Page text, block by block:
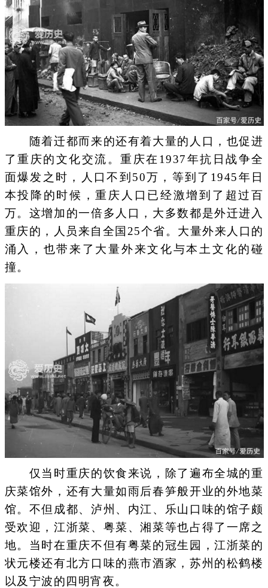
随着迁都而来的还有着大量的人口，也促进
了重庆的文化交流。重庆在1937年抗日战争全
面爆发之时，人口不到50万，等到了1945年日
本投降的时候，重庆人口已经激增到了超过百
万。这增加的一倍多人口，大多数都是外迁进入
重庆的，人员来自全国25个省。大量外来人口的
涌入，也带来了大量外来文化与本土文化的碰
撞。
仅当时重庆的饮食来说，除了遍布全城的重
庆菜馆外，还有大量如雨后春笋般开业的外地菜
馆。不但成都、泸州、内江、乐山口味的馆子颇
受欢迎，江浙菜、粤菜、湘菜等也占得了一席之
地。当时在重庆不但有粤菜的冠生园，江浙菜的
状元楼还有北方口味的燕市酒家，苏州的松鹤楼
以及宁波的四明宵夜。